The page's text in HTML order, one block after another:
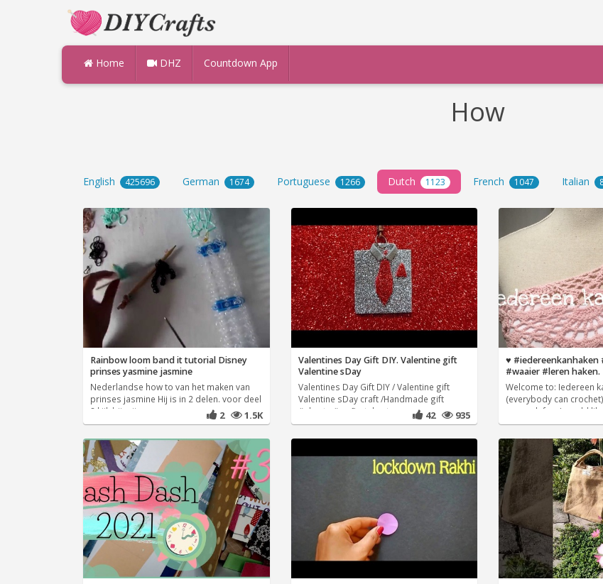
Home DHZ Countdown App
How
English 425696 German 1674 Portuguese 1266 Dutch 1123 French 1047 Italian
Rainbow loom band it tutorial Disney
prinses yasmine jasmine
Nederlandse how to van het maken van
prinses jasmine Hij is in 2 delen. voor deel
2 kijk bij mijn
2 1.5K
Valentines Day Gift DIY. Valentine gift
Valentine sDay
Valentines Day Gift DIY / Valentine gift
Valentine sDay craft /Handmade gift
#shorts #myfirstshorts
42 935
♥️ #iedereenkanhaken
#waaier #leren haken.
Welcome to: Iedereen
(everybody can
so much fun, I would